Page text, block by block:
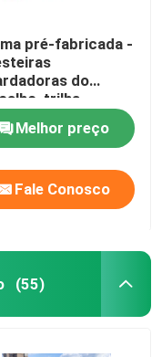
pré-fabricada -
do
trilha
surgem o uso
de decolagem
Melhor preço
Fale Conosco
(55)